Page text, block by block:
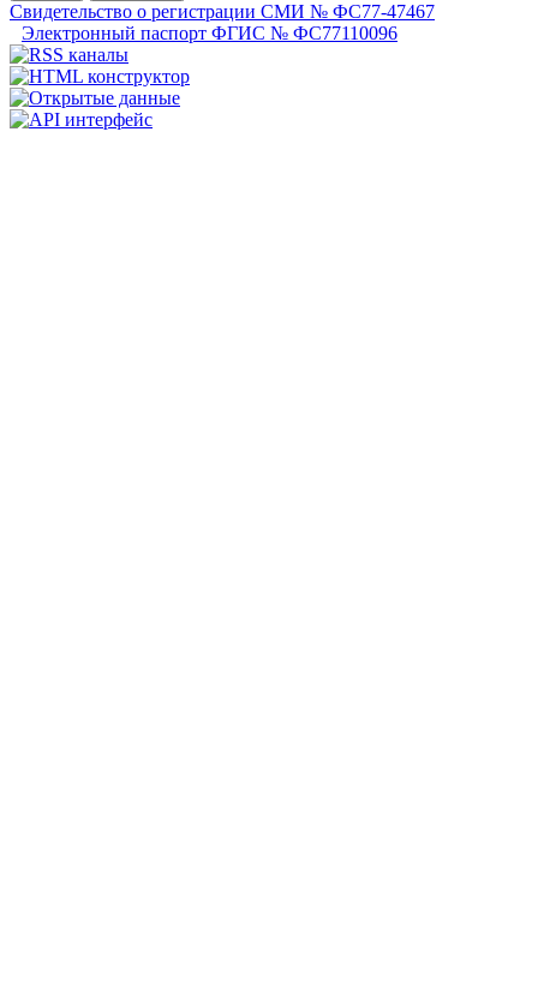
Свидетельство о регистрации СМИ № ФС77-47467
Электронный паспорт ФГИС № ФС77110096